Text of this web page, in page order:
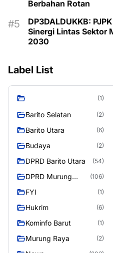
Berbahan Rotan
DP3DALDUKKB:
Sinergi Lintas Sektor
2030
Label List
(1)
Barito Selatan (2)
Barito Utara (6)
Budaya (2)
DPRD Barito Utara (54)
DPRD Murung
(106)
FYI (1)
Hukrim (6)
Kominfo Barut (1)
Murung Raya (2)